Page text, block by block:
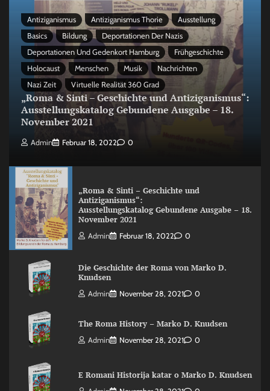
Antiziganismus Antiziganismus Thorie
Ausstellung
Basics
Bildung
Deportationen Der Nazis
Deportationen Und Gedenkort Hamburg
Frühgeschichte
Holocaust
Menschen Musik
Nachrichten
Nazi Zeit
Virtuelle Realität 360 Grad
„Roma & Sinti – Geschichte und Antiziganismus“:
Ausstellungskatalog Gebundene Ausgabe – 18.
November 2021
Admin Februar 18, 2022 0
„Roma & Sinti – Geschichte und
Antiziganismus“:
Ausstellungskatalog Gebundene Ausgabe – 18.
November 2021
Admin Februar 18, 2022 0
Die Geschichte der Roma von Marko D.
Knudsen
Admin November 28, 2021 0
The Roma History – Marko D. Knudsen
Admin November 28, 2021 0
E Romani Historija katar o Marko D. Knudsen